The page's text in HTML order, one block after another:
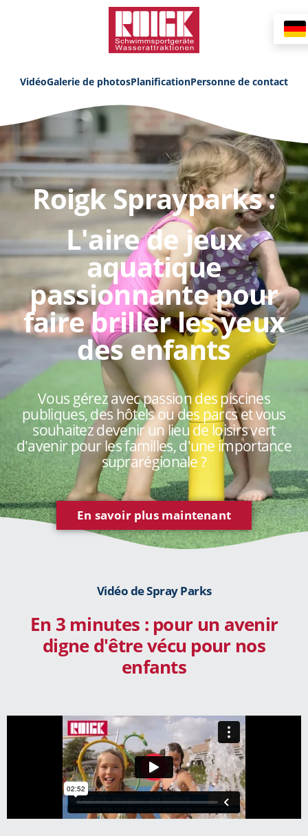
VidéoGalerie de photosPlanificationPersonne de contact
Roigk Sprayparks :
L'aire de jeux
aquatique
passionnante pour
faire briller les yeux
des enfants
Vous gérez avec passion des piscines
publiques, des hôtels ou des parcs et vous
souhaitez devenir un lieu de loisirs vert
d'avenir pour les familles, d'une importance
suprarégionale ?
En savoir plus maintenant
Vidéo de Spray Parks
En 3 minutes : pour un avenir
digne d'être vécu pour nos
enfants